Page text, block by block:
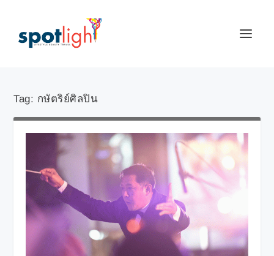
Tag: กษัตริย์ศิลปิน